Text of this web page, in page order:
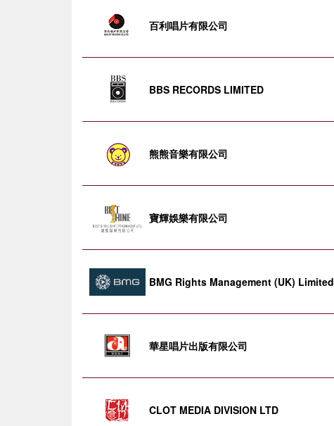
百利唱片有限公司
BBS RECORDS LIMITED
熊熊音樂有限公司
寶輝娛樂有限公司
BMG Rights Management (UK) Limited
華星唱片出版有限公司
CLOT MEDIA DIVISION LTD